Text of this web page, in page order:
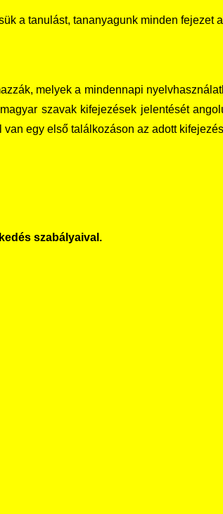
a tanulást, tananyagunk minden fejezet
melyek a mindennapi
szavak kifejezések jelentését
egy első találkozáson az adott
szabályaival.